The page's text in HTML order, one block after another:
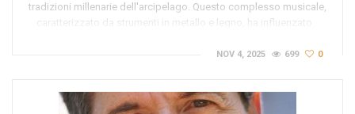
tradizioni millenarie dell'arcipelago. Questo complesso musicale,
caratterizzato da strumenti in metallo e legno, ha influenzato…
NOV 4, 2025 699 0